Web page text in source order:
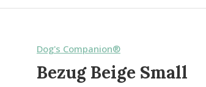
Dog's Companion®
Bezug Beige Small